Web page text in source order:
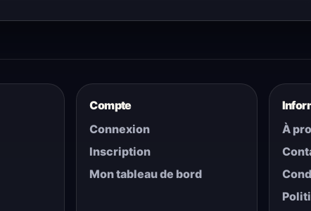
Compte
Connexion
Inscription
Mon tableau de bord
À